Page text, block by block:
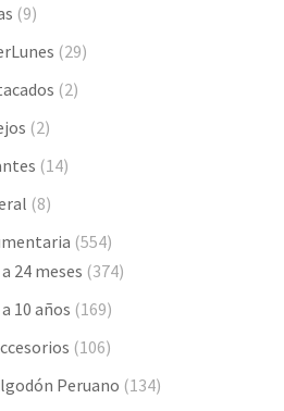
(9)
(29)
(2)
(2)
(14)
(8)
(554)
24 meses (374)
a 10 años (169)
(106)
Peruano (134)